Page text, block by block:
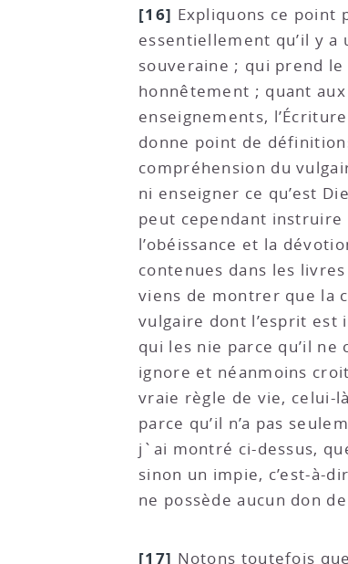
[16] Expliquons ce point
essentiellement qu’il y a
souveraine ; qui prend
honnêtement ; quant
enseignements,
donne point de
compréhension du
ni enseigner ce qu’est
peut cependant
l’obéissance et la
contenues dans les
viens de montrer que la
vulgaire dont l’esprit est
qui les nie parce qu’il
ignore et néanmoins
vraie règle de vie, celui-
parce qu’il n’a pas
j`ai montré ci-dessus,
sinon un impie, c’est-à-
ne possède aucun don
[17] Notons toutefois